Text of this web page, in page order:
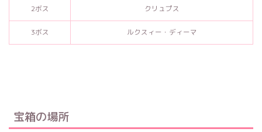
2ボス クリュプス
3ボス ルクスィー・ディーマ
宝箱の場所